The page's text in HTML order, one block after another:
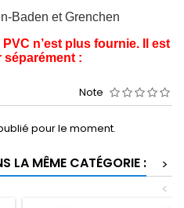
et Grenchen
n’est plus fournie. Il est
séparément :
Note
pour le moment.
LA MÊME CATÉGORIE :
>
<